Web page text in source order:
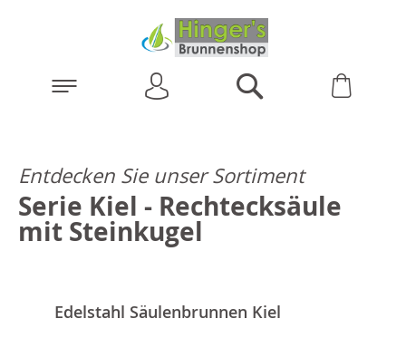
Entdecken Sie unser Sortiment
Serie Kiel - Rechtecksäule
mit Steinkugel
Edelstahl Säulenbrunnen Kiel